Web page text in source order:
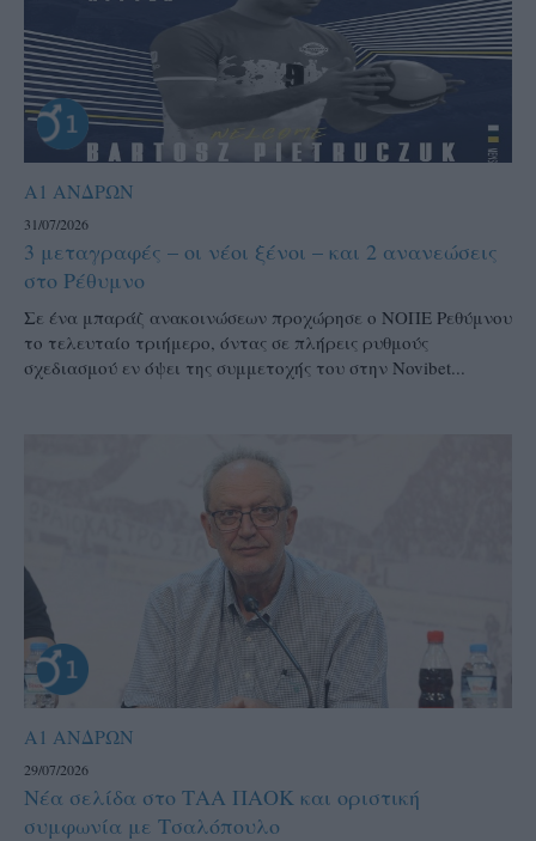
Α1 ΑΝΔΡΩΝ
31/07/2026
3 μεταγραφές – οι νέοι ξένοι – και 2 ανανεώσεις
στο Ρέθυμνο
Σε ένα μπαράζ ανακοινώσεων προχώρησε ο ΝΟΠΕ Ρεθύμνου
το τελευταίο τριήμερο, όντας σε πλήρεις ρυθμούς
σχεδιασμού εν όψει της συμμετοχής του στην Novibet...
Α1 ΑΝΔΡΩΝ
29/07/2026
Νέα σελίδα στο ΤΑΑ ΠΑΟΚ και οριστική
συμφωνία με Τσαλόπουλο